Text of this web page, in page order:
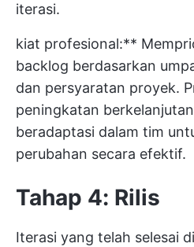
iterasi.
kiat profesional:**
backlog berdasarkan
dan persyaratan proyek.
peningkatan
beradaptasi dalam tim
perubahan secara efektif.
Tahap 4: Rilis
Iterasi yang telah selesai